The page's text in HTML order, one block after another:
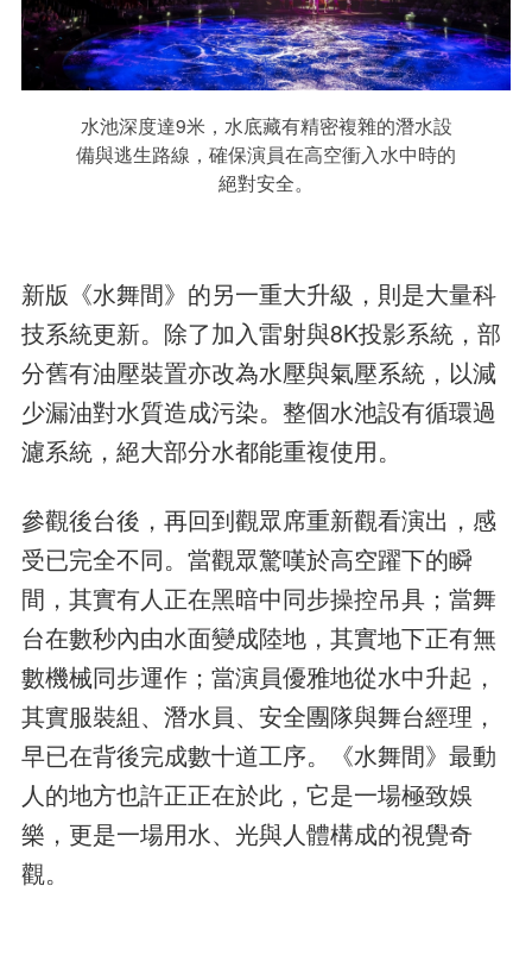
水池深度達9米，水底藏有精密複雜的潛水設
備與逃生路線，確保演員在高空衝入水中時的
絕對安全。
新版《水舞間》的另一重大升級，則是大量科
技系統更新。除了加入雷射與8K投影系統，部
分舊有油壓裝置亦改為水壓與氣壓系統，以減
少漏油對水質造成污染。整個水池設有循環過
濾系統，絕大部分水都能重複使用。
參觀後台後，再回到觀眾席重新觀看演出，感
受已完全不同。當觀眾驚嘆於高空躍下的瞬
間，其實有人正在黑暗中同步操控吊具；當舞
台在數秒內由水面變成陸地，其實地下正有無
數機械同步運作；當演員優雅地從水中升起，
其實服裝組、潛水員、安全團隊與舞台經理，
早已在背後完成數十道工序。《水舞間》最動
人的地方也許正正在於此，它是一場極致娛
樂，更是一場用水、光與人體構成的視覺奇
觀。